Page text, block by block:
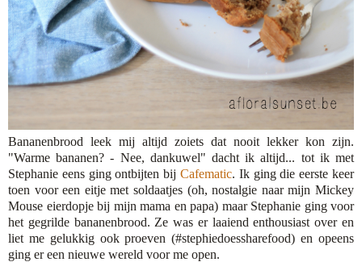
Bananenbrood leek mij altijd zoiets dat nooit lekker kon zijn.
"Warme bananen? - Nee, dankuwel" dacht ik altijd... tot ik met
Stephanie eens ging ontbijten bij Cafematic. Ik ging die eerste keer
toen voor een eitje met soldaatjes (oh, nostalgie naar mijn Mickey
Mouse eierdopje bij mijn mama en papa) maar Stephanie ging voor
het gegrilde bananenbrood. Ze was er laaiend enthousiast over en
liet me gelukkig ook proeven (#stephiedoessharefood) en opeens
ging er een nieuwe wereld voor me open.